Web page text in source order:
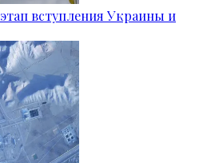
вступления Украины и